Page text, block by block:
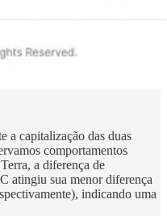
a capitalização das duas
comportamentos
a diferença de
atingiu sua menor diferença
indicando uma